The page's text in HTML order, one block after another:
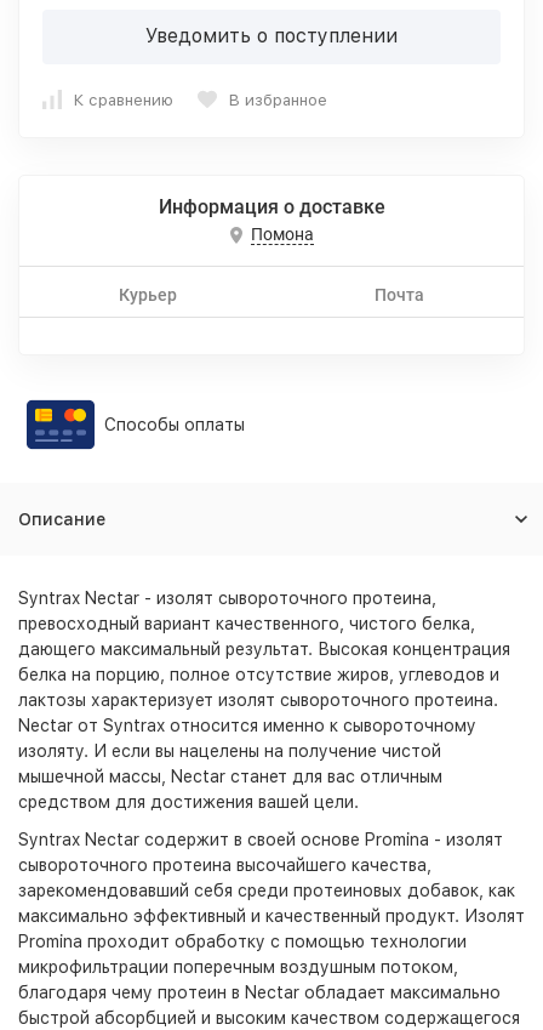
Уведомить о поступлении
К сравнению В избранное
Информация о доставке
Помона
Курьер Почта
Способы оплаты
Описание
Syntrax Nectar - изолят сывороточного протеина,
превосходный вариант качественного, чистого белка,
дающего максимальный результат. Высокая концентрация
белка на порцию, полное отсутствие жиров, углеводов и
лактозы характеризует изолят сывороточного протеина.
Nectar от Syntrax относится именно к сывороточному
изоляту. И если вы нацелены на получение чистой
мышечной массы, Nectar станет для вас отличным
средством для достижения вашей цели.
Syntrax Nectar содержит в своей основе Promina - изолят
сывороточного протеина высочайшего качества,
зарекомендовавший себя среди протеиновых добавок, как
максимально эффективный и качественный продукт. Изолят
Promina проходит обработку с помощью технологии
микрофильтрации поперечным воздушным потоком,
благодаря чему протеин в Nectar обладает максимально
быстрой абсорбцией и высоким качеством содержащегося